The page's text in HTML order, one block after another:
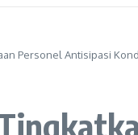
Personel Antisipasi